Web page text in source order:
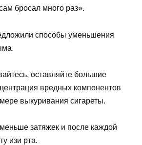
бросал много раз».
способы уменьшения
оставляйте большие
вредных компонентов
выкуривания сигареты.
затяжек и после каждой
изи рта.